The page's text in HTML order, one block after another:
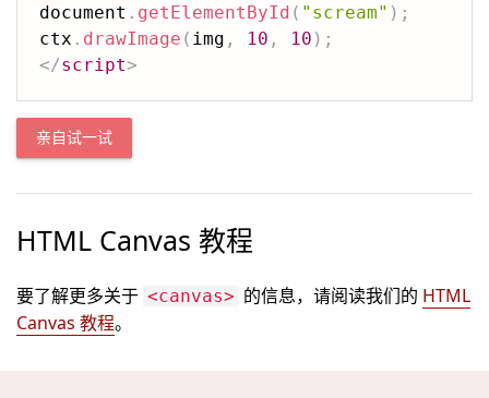
document . getElementById ( "scream" ) ;
ctx . drawImage ( img , 10 , 10 ) ;
</script>
亲自试一试
HTML Canvas 教程
要了解更多关于 <canvas> 的信息，请阅读我们的 HTML
Canvas 教程。